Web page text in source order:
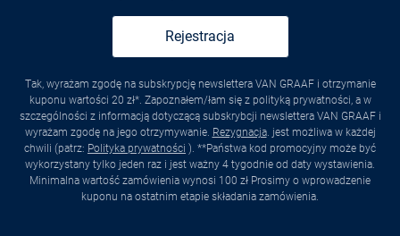
Rejestracja
Tak, wyrażam zgodę na subskrypcję newslettera VAN GRAAF i otrzymanie
kuponu wartości 20 zł*. Zapoznałem/łam się z polityką prywatności, a w
szczególności z informacją dotyczącą subskrybcji newslettera VAN GRAAF i
wyrażam zgodę na jego otrzymywanie. Rezygnacja. jest możliwa w każdej
chwili (patrz: Polityka prywatności ). **Państwa kod promocyjny może być
wykorzystany tylko jeden raz i jest ważny 4 tygodnie od daty wystawienia.
Minimalna wartość zamówienia wynosi 100 zł Prosimy o wprowadzenie
kuponu na ostatnim etapie składania zamówienia.